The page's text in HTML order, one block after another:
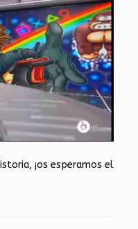
¡os esperamos el